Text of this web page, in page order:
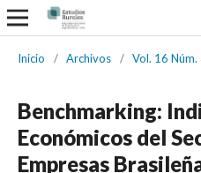
Inicio / Archivos / Vol. 16
Benchmarking:
Económicos del
Empresas